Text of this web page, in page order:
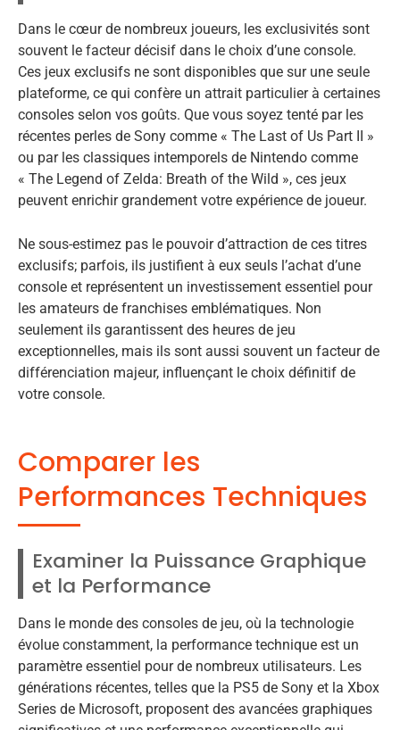
Dans le cœur de nombreux joueurs, les exclusivités sont
souvent le facteur décisif dans le choix d’une console.
Ces jeux exclusifs ne sont disponibles que sur une seule
plateforme, ce qui confère un attrait particulier à certaines
consoles selon vos goûts. Que vous soyez tenté par les
récentes perles de Sony comme « The Last of Us Part II »
ou par les classiques intemporels de Nintendo comme
« The Legend of Zelda: Breath of the Wild », ces jeux
peuvent enrichir grandement votre expérience de joueur.
Ne sous-estimez pas le pouvoir d’attraction de ces titres
exclusifs; parfois, ils justifient à eux seuls l’achat d’une
console et représentent un investissement essentiel pour
les amateurs de franchises emblématiques. Non
seulement ils garantissent des heures de jeu
exceptionnelles, mais ils sont aussi souvent un facteur de
différenciation majeur, influençant le choix définitif de
votre console.
Comparer les
Performances Techniques
Examiner la Puissance Graphique
et la Performance
Dans le monde des consoles de jeu, où la technologie
évolue constamment, la performance technique est un
paramètre essentiel pour de nombreux utilisateurs. Les
générations récentes, telles que la PS5 de Sony et la Xbox
Series de Microsoft, proposent des avancées graphiques